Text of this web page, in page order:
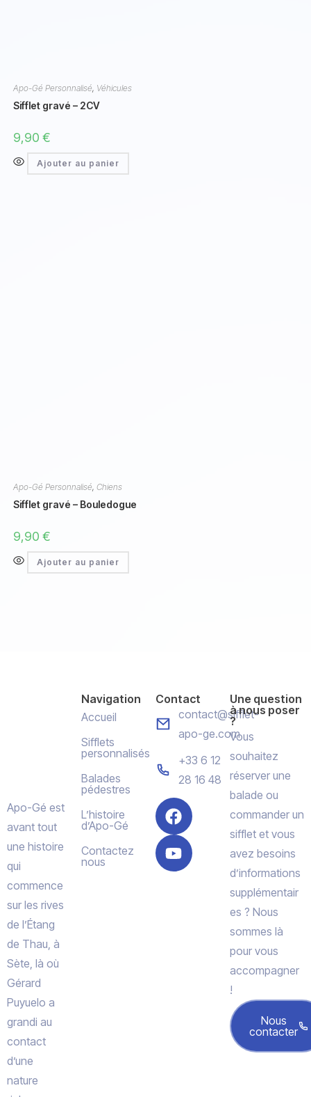
Apo-Gé Personnalisé, Véhicules
Sifflet gravé – 2CV
9,90 €
Ajouter au panier
Apo-Gé Personnalisé, Chiens
Sifflet gravé – Bouledogue
9,90 €
Ajouter au panier
Apo-Gé est
avant tout
une histoire
qui
commence
sur les rives
de l’Étang
de Thau, à
Sète, là où
Gérard
Puyuelo a
grandi au
contact
d’une
nature
Navigation
Accueil
Sifflets
personnalisés
Balades
pédestres
L’histoire
d’Apo-Gé
Contactez
nous
Contact
contact@sifflet-
apo-ge.com
+33 6 12
28 16 48
Une question
à nous poser
?
Vous
souhaitez
réserver une
balade ou
commander un
sifflet et vous
avez besoins
d’informations
supplémentair
es ? Nous
sommes là
pour vous
accompagner
!
Nous
contacter